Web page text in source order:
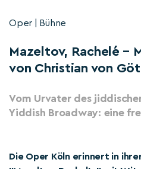
Oper | Bühne
Mazeltov, Rachel´e –
von Christian von
Vom Urvater des
Yiddish Broadway: eine
Die Oper Köln erinnert in